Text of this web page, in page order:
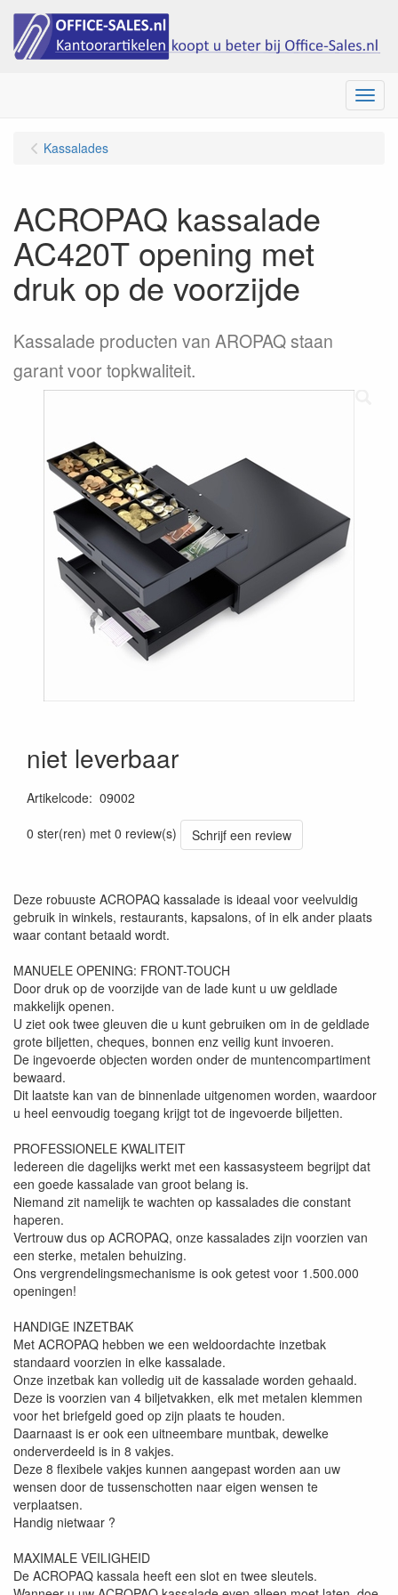
Menu
Kassalades
ACROPAQ kassalade
AC420T opening met
druk op de voorzijde
Kassalade producten van AROPAQ staan
garant voor topkwaliteit.
niet leverbaar
Artikelcode: 09002
0 ster(ren) met 0 review(s)
Schrijf een review
Deze robuuste ACROPAQ kassalade is ideaal voor veelvuldig
gebruik in winkels, restaurants, kapsalons, of in elk ander plaats
waar contant betaald wordt.
MANUELE OPENING: FRONT-TOUCH
Door druk op de voorzijde van de lade kunt u uw geldlade
makkelijk openen.
U ziet ook twee gleuven die u kunt gebruiken om in de geldlade
grote biljetten, cheques, bonnen enz veilig kunt invoeren.
De ingevoerde objecten worden onder de muntencompartiment
bewaard.
Dit laatste kan van de binnenlade uitgenomen worden, waardoor
u heel eenvoudig toegang krijgt tot de ingevoerde biljetten.
PROFESSIONELE KWALITEIT
Iedereen die dagelijks werkt met een kassasysteem begrijpt dat
een goede kassalade van groot belang is.
Niemand zit namelijk te wachten op kassalades die constant
haperen.
Vertrouw dus op ACROPAQ, onze kassalades zijn voorzien van
een sterke, metalen behuizing.
Ons vergrendelingsmechanisme is ook getest voor 1.500.000
openingen!
HANDIGE INZETBAK
Met ACROPAQ hebben we een weldoordachte inzetbak
standaard voorzien in elke kassalade.
Onze inzetbak kan volledig uit de kassalade worden gehaald.
Deze is voorzien van 4 biljetvakken, elk met metalen klemmen
voor het briefgeld goed op zijn plaats te houden.
Daarnaast is er ook een uitneembare muntbak, dewelke
onderverdeeld is in 8 vakjes.
Deze 8 flexibele vakjes kunnen aangepast worden aan uw
wensen door de tussenschotten naar eigen wensen te
verplaatsen.
Handig nietwaar ?
MAXIMALE VEILIGHEID
De ACROPAQ kassala heeft een slot en twee sleutels.